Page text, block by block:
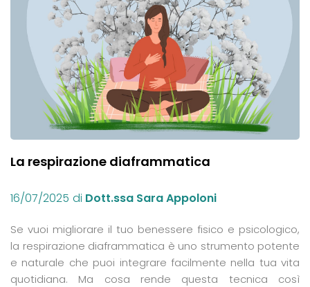
La respirazione diaframmatica
16/07/2025 di Dott.ssa Sara Appoloni
Se vuoi migliorare il tuo benessere fisico e psicologico,
la respirazione diaframmatica è uno strumento potente
e naturale che puoi integrare facilmente nella tua vita
quotidiana. Ma cosa rende questa tecnica così